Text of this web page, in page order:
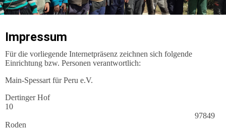
Impressum
Für die vorliegende Internetpräsenz zeichnen sich folgende
Einrichtung bzw. Personen verantwortlich:
Main-Spessart für Peru e.V.
Dertinger Hof
10
97849
Roden